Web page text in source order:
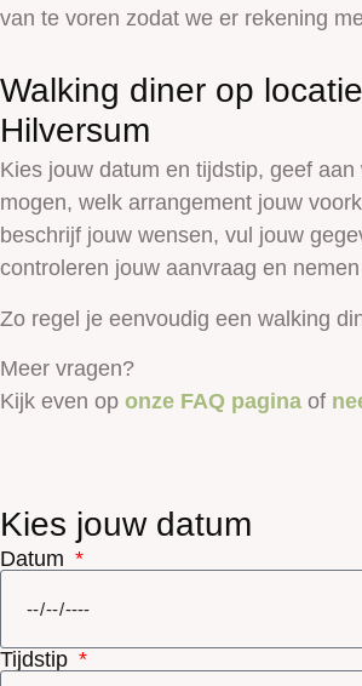
van te voren zodat we er rekening
Walking diner op
Hilversum
Kies jouw datum en tijdstip, geef aan
mogen, welk arrangement jouw
beschrijf jouw wensen, vul jouw
controleren jouw aanvraag en
Zo regel je eenvoudig een walking
Meer vragen?
Kijk even op onze FAQ pagina of
Kies jouw datum
Datum
Tijdstip